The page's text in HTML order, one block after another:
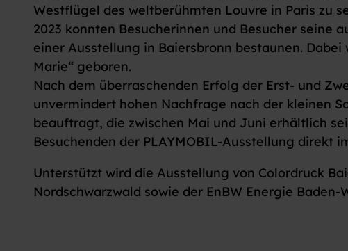
Westflügel des weltberühmten Louvre in Paris zu
2023 konnten Besucherinnen und Besucher
einer Ausstellung in Baiersbronn bestaunen.
Marie“ geboren.
Nach dem überraschenden Erfolg der Erst- und
unvermindert hohen Nachfrage nach der kleinen
beauftragt, die zwischen Mai und Juni erhältlich
Besuchenden der PLAYMOBIL-Ausstellung direkt
Unterstützt wird die Ausstellung von Colordruck
Nordschwarzwald sowie der EnBW Energie Baden-